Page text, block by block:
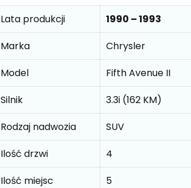
Lata produkcji
1990 – 1993
Marka
Chrysler
Model
Fifth Avenue II
Silnik
3.3i (162 KM)
Rodzaj nadwozia
SUV
Ilość drzwi
4
Ilość miejsc
5